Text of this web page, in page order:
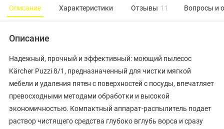
Описание Характеристики Отзывы 11 Вопросы и
Описание
Надежный, прочный и эффективный: моющий пылесос
Kärcher Puzzi 8/1, предназначенный для чистки мягкой
мебели и удаления пятен с поверхностей с посуды, впечатляет
превосходными методами обработки и высокой
экономичностью. Компактный аппарат-распылитель подает
раствор чистящего средства глубоко вглубь ворса и сразу